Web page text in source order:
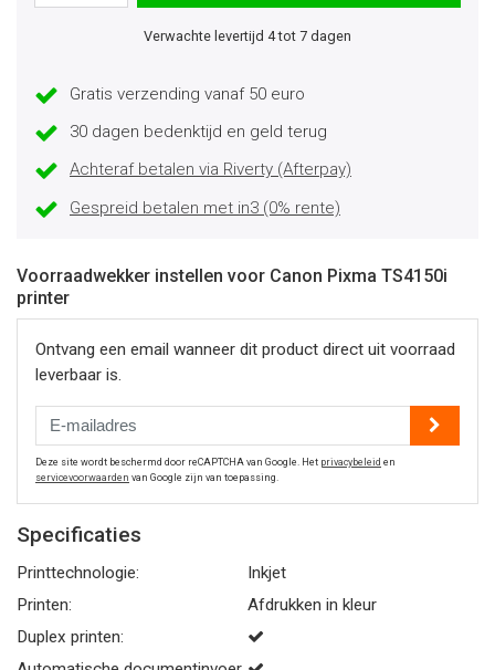
Verwachte levertijd 4 tot 7 dagen
Gratis verzending vanaf 50 euro
30 dagen bedenktijd en geld terug
Achteraf betalen via Riverty (Afterpay)
Gespreid betalen met in3 (0% rente)
Voorraadwekker instellen voor Canon Pixma TS4150i
printer
Ontvang een email wanneer dit product direct uit voorraad
leverbaar is.
Deze site wordt beschermd door reCAPTCHA van Google. Het privacybeleid en
servicevoorwaarden van Google zijn van toepassing.
Specificaties
Printtechnologie:
Inkjet
Printen:
Afdrukken in kleur
Duplex printen: